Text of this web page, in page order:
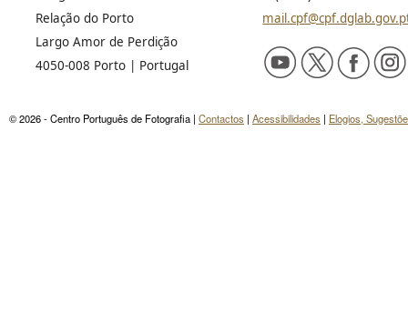
Relação do Porto
Largo Amor de Perdição
4050-008 Porto | Portugal
© 2026 - Centro Português de Fotografia | Contactos | Acessibilidades | Elogios,